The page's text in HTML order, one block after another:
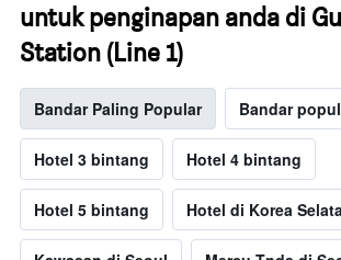
untuk penginapan anda di
Station (Line 1)
Bandar Paling Popular Bandar
Hotel 3 bintang Hotel 4 bintang
Hotel 5 bintang Hotel di Korea